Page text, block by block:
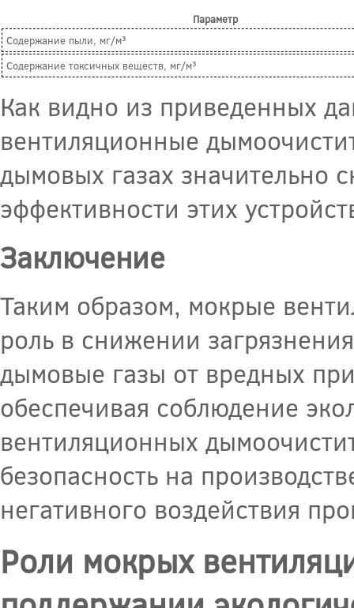
Параметр
Содержание пыли, мг/м³
Содержание токсичных веществ, мг/м³
Как видно из приведенных
вентиляционные
дымовых газах значительно
эффективности этих
Заключение
Таким образом, мокрые
роль в снижении
дымовые газы от вредных
обеспечивая соблюдение
вентиляционных
безопасность на
негативного воздействия
Роли мокрых